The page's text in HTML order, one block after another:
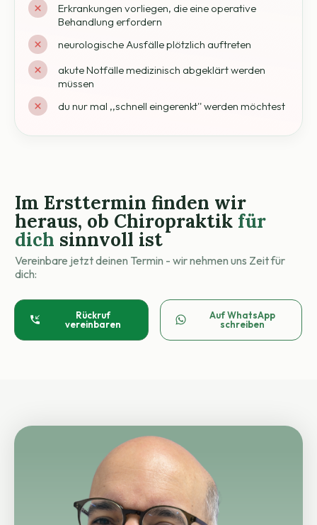
Erkrankungen vorliegen, die eine operative
Behandlung erfordern
neurologische Ausfälle plötzlich auftreten
akute Notfälle medizinisch abgeklärt werden
müssen
du nur mal ,,schnell eingerenkt'' werden möchtest
Im Ersttermin finden wir
heraus, ob Chiropraktik für
dich sinnvoll ist
Vereinbare jetzt deinen Termin - wir nehmen uns Zeit für
dich:
Rückruf
vereinbaren
Auf WhatsApp
schreiben